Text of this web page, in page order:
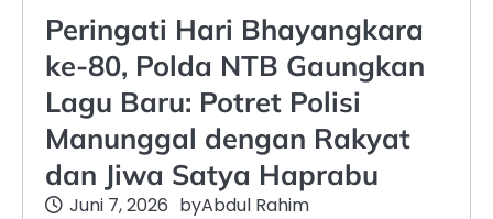
Peringati Hari Bhayangkara
ke-80, Polda NTB Gaungkan
Lagu Baru: Potret Polisi
Manunggal dengan Rakyat
dan Jiwa Satya Haprabu
Juni 7, 2026 byAbdul Rahim